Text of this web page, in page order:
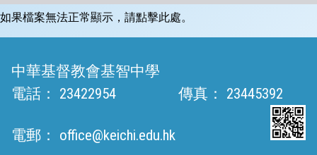
如果檔案無法正常顯示，請點擊此處。
中華基督教會基智中學
電話：
23422954 傳真： 23445392
電郵： office@keichi.edu.hk